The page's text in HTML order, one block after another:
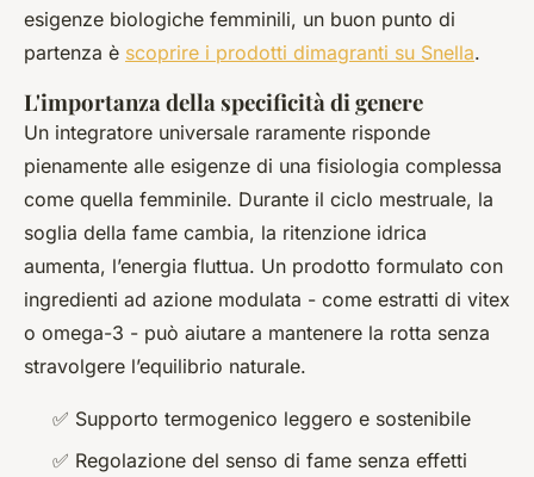
esigenze biologiche femminili, un buon punto di
partenza è scoprire i prodotti dimagranti su Snella.
L'importanza della specificità di genere
Un integratore universale raramente risponde
pienamente alle esigenze di una fisiologia complessa
come quella femminile. Durante il ciclo mestruale, la
soglia della fame cambia, la ritenzione idrica
aumenta, l’energia fluttua. Un prodotto formulato con
ingredienti ad azione modulata - come estratti di vitex
o omega-3 - può aiutare a mantenere la rotta senza
stravolgere l’equilibrio naturale.
✅ Supporto termogenico leggero e sostenibile
✅ Regolazione del senso di fame senza effetti